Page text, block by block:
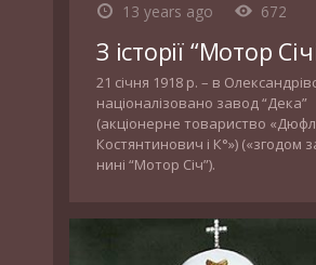
13 years ago 672
З історії “Мотор
21 січня 1918 р. – в
націоналізовано завод “Дека”
(акціонерне товариство
Костянтинович і К°») («згодом
нині “Мотор Січ”).